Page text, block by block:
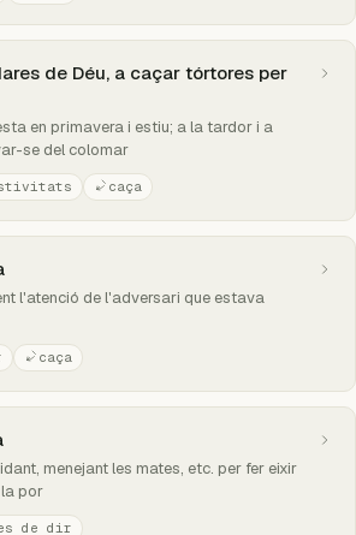
de Déu, a caçar tórtores per
en primavera i estiu; a la tardor i a
se del colomar
caça
l'atenció de l'adversari que estava
caça
menejant les mates, etc. per fer eixir
por
de dir